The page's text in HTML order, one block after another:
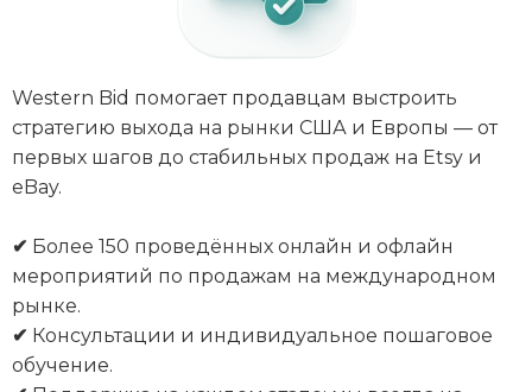
Western Bid помогает продавцам выстроить
стратегию выхода на рынки США и Европы — от
первых шагов до стабильных продаж на Etsy и
eBay.
✔ Более 150 проведённых онлайн и офлайн
мероприятий по продажам на международном
рынке.
✔ Консультации и индивидуальное пошаговое
обучение.